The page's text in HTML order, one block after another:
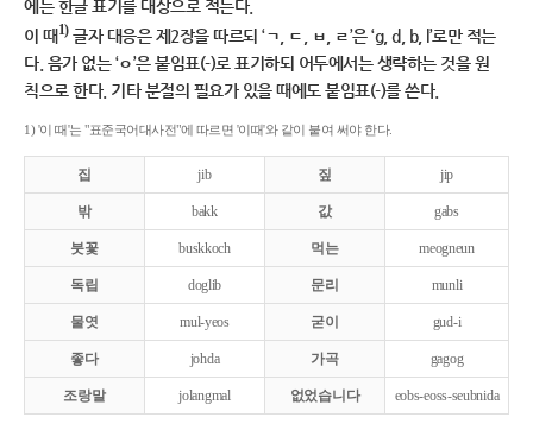
에는 한글 표기를 대상으로 적는다.
이 때1)글자 대응은 제2장을 따르되 ‘ㄱ, ㄷ, ㅂ, ㄹ’은 ‘g, d, b, l’로만 적는
다. 음가 없는 ‘ㅇ’은 붙임표(-)로 표기하되 어두에서는 생략하는 것을 원
칙으로 한다. 기타 분절의 필요가 있을 때에도 붙임표(-)를 쓴다.
1) '이 때'는 "표준국어대사전"에 따르면 '이때'와 같이 붙여 써야 한다.
집 jib 짚 jip
밖 bakk 값 gabs
붓꽃 buskkoch 먹는 meogneun
독립 doglib 문리 munli
물엿 mul-yeos 굳이 gud-i
좋다 johda 가곡 gagog
조랑말 jolangmal 없었습니다 eobs-eoss-seubnida